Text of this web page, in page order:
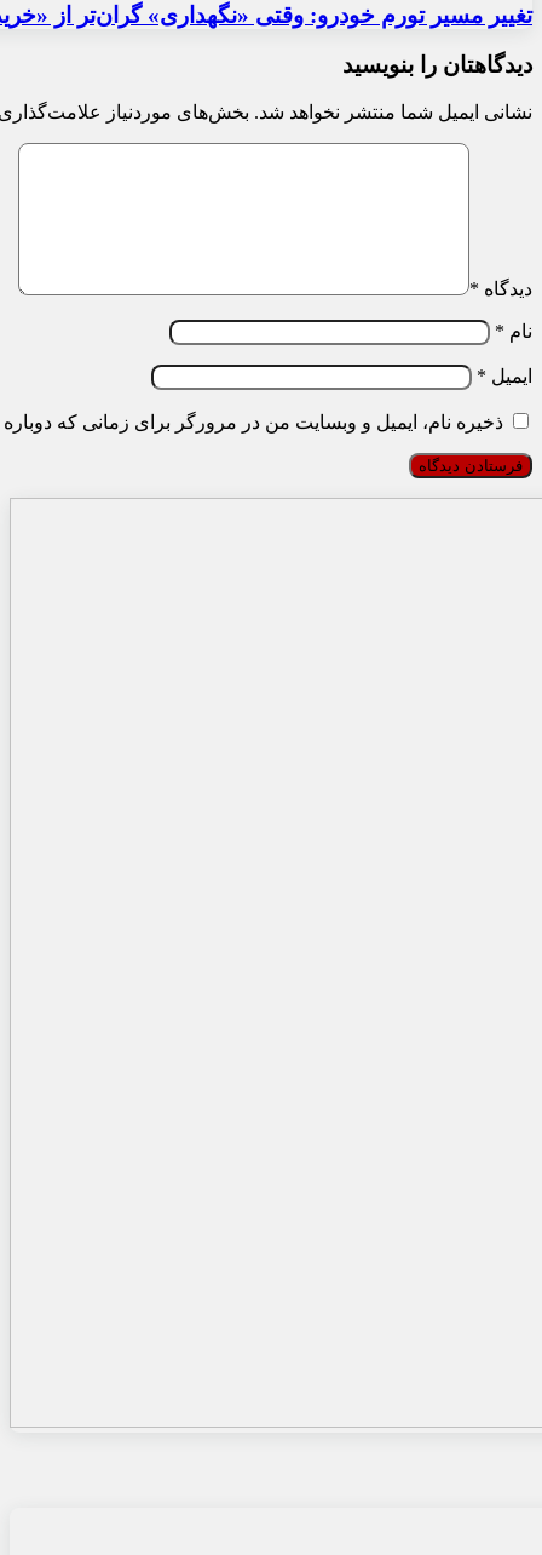
تغییر مسیر تورم خودرو: وقتی «نگهداری» گران‌تر از
دیدگاهتان را بنویسید
نشانی ایمیل شما منتشر نخواهد شد. بخش‌های موردنیاز
دیدگاه *
نام *
ایمیل *
ذخیره نام، ایمیل و وبسایت من در مرورگر برای زمانی که